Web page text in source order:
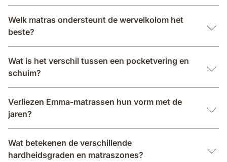
Welk matras ondersteunt de wervelkolom het
beste?
Wat is het verschil tussen een pocketvering en
schuim?
Verliezen Emma-matrassen hun vorm met de
jaren?
Wat betekenen de verschillende
hardheidsgraden en matraszones?